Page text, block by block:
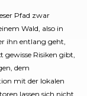
Pfad zwar
Wald, also in
ihn entlang geht,
gewisse Risiken gibt,
dem
mit der lokalen
lassen sich nicht